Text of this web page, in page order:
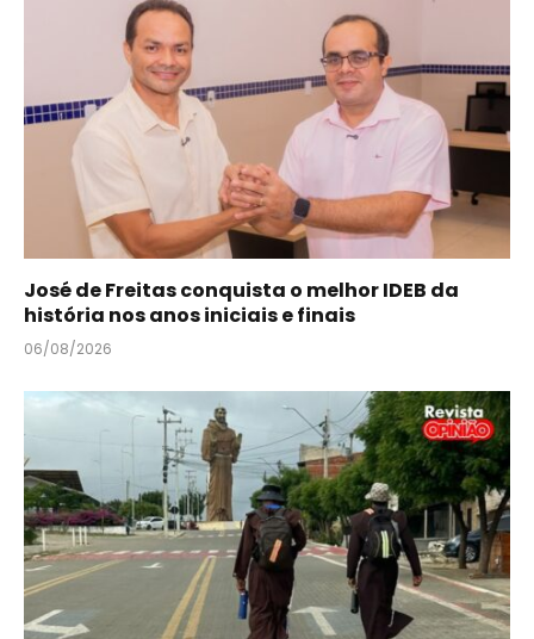
José de Freitas conquista o melhor IDEB da
história nos anos iniciais e finais
06/08/2026